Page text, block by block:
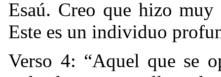
Esaú. Creo que hizo
Este es un individuo
Verso 4: “Aquel que se